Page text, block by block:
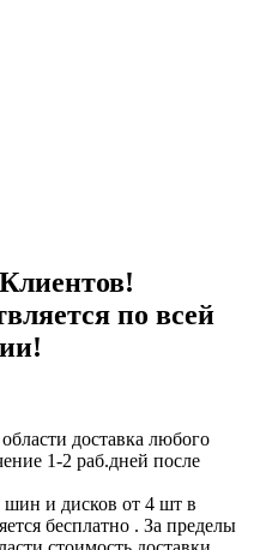
по всей
доставка любого
1-2 раб.дней после
и дисков от 4 шт в
бесплатно . За пределы